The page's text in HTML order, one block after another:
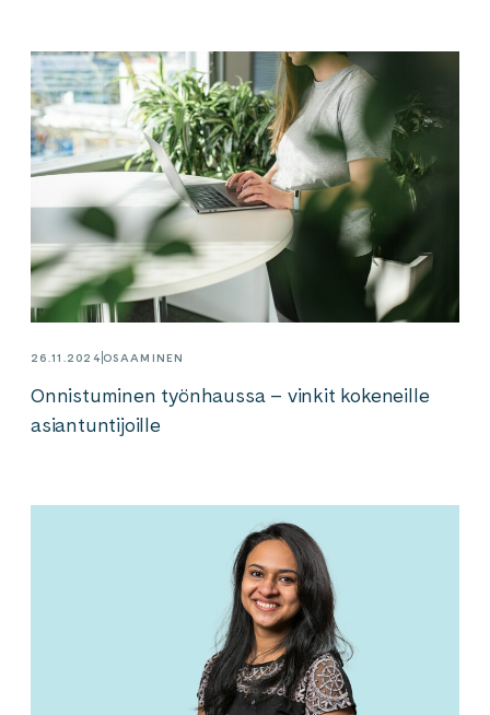
26.11.2024 OSAAMINEN
Onnistuminen työnhaussa – vinkit kokeneille
asiantuntijoille